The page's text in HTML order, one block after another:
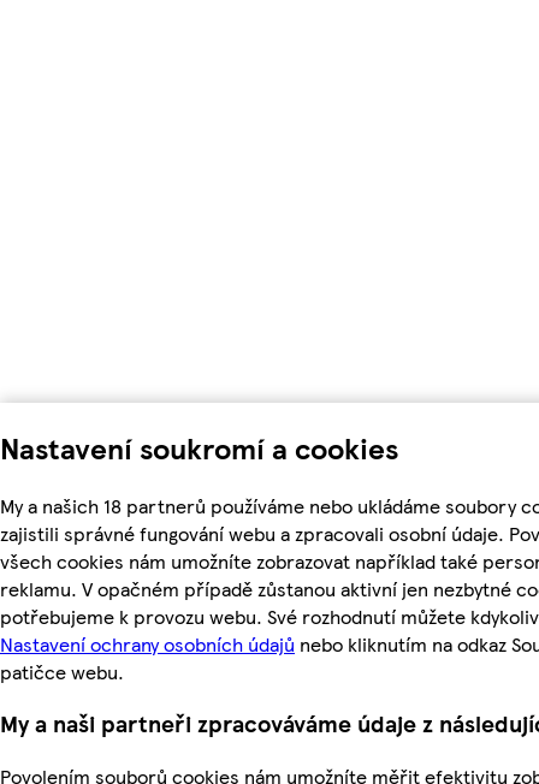
Nastavení soukromí a cookies
My a našich 18 partnerů používáme nebo ukládáme soubory
zajistili správné fungování webu a zpracovali osobní údaje.
všech cookies nám umožníte zobrazovat například také
reklamu. V opačném případě zůstanou aktivní jen nezbytné
potřebujeme k provozu webu. Své rozhodnutí můžete
Nastavení ochrany osobních údajů nebo kliknutím na odkaz
patičce webu.
My a naši partneři zpracováváme údaje z
Povolením souborů cookies nám umožníte měřit efektivitu